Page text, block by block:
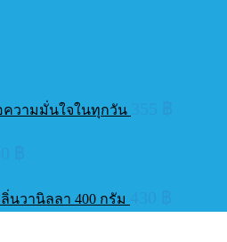
ความมั่นใจในทุกวัน
นวานิลลา 400 กรัม